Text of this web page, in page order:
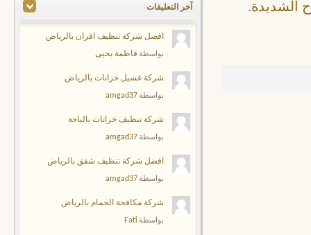
الشديدة.
آخر التعليقات
افضل شركة تنظيف افران بالرياض
بواسطة فاطمة يحيى
شركة غسيل خزانات بالرياض
بواسطةamgad37
شركة تنظيف خزانات بالباحة
بواسطةamgad37
افضل شركة تنظيف شقق بالرياض
بواسطةamgad37
شركة مكافحة الحمام بالرياض
بواسطة Fati